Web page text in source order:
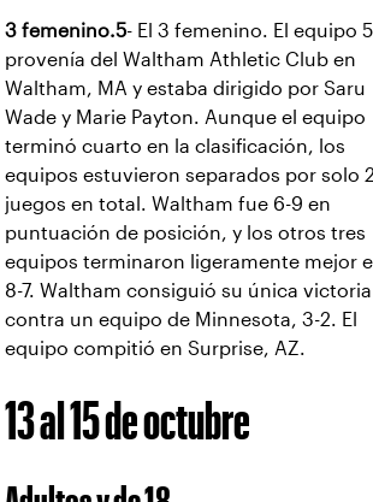
3 femenino.5- El 3 femenino. El equipo 5
provenía del Waltham Athletic Club en
Waltham, MA y estaba dirigido por Saru
Wade y Marie Payton. Aunque el equipo
terminó cuarto en la clasificación, los
equipos estuvieron separados por solo
juegos en total. Waltham fue 6-9 en
puntuación de posición, y los otros tres
equipos terminaron ligeramente mejor
8-7. Waltham consiguió su única victoria
contra un equipo de Minnesota, 3-2. El
equipo compitió en Surprise, AZ.
13 al 15 de octubre